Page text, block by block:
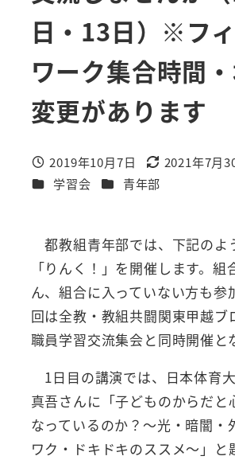
日・13日）※フ
ワーク集合時間
変更があります
投稿日
2019年10月7日
更新日
2021年7月
カテゴリー
学習会 カテゴリー
青年部
都教組青年部では、下記のよ
「りんく！」を開催します。組
ん、組合に入っていない方も参
回は全教・教組共闘関東甲越ブ
職員学習交流集会と同時開催と
1日目の講演では、日本体育
真吾さんに「子どものからだと
なっているのか？～光・暗闇・
ワク・ドキドキのススメ～」と